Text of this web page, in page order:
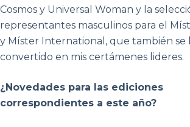
Cosmos y Universal Woman y la
representantes masculinos para el
y Míster International, que también se
convertido en mis certámenes lideres.
¿Novedades para las ediciones
correspondientes a este año?